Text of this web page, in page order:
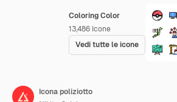
Coloring Color
13,486 Icone
Vedi tutte le icone
Icona poliziotto